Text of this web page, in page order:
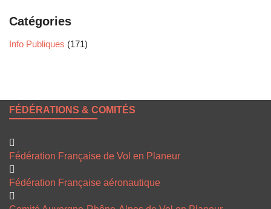
Catégories
Info Publiques (171)
FÉDÉRATIONS & COMITÉS
Fédération Française de Vol en Planeur
Fédération Française aéronautique